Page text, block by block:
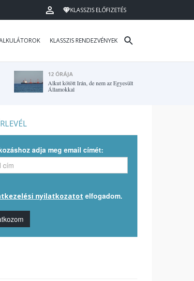
KLASSZIS ELŐFIZETÉS
KLASSZIS RENDEZVÉNYEK
12 ÓRÁJA
Alkut kötött Irán, de nem az Egyesült
Államokkal
adja meg email címét:
nyilatkozatot elfogadom.